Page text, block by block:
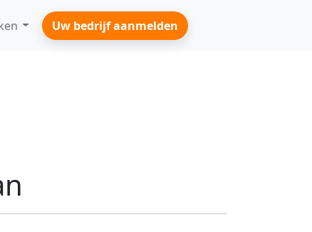
Uw bedrijf aanmelden